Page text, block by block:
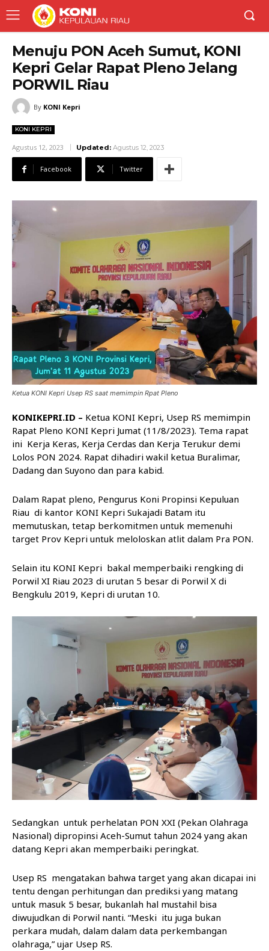
Menuju PON Aceh Sumut, KONI
Kepri Gelar Rapat Pleno Jelang
PORWIL Riau
By KONI Kepri
KONI KEPRI
Agustus 12, 2023 Updated: Agustus 12, 2023
Facebook Twitter
Ketua KONI Kepri Usep RS saat memimpin Rpat Pleno
KONIKEPRI.ID – Ketua KONI Kepri, Usep RS memimpin
Rapat Pleno KONI Kepri Jumat (11/8/2023). Tema rapat
ini Kerja Keras, Kerja Cerdas dan Kerja Terukur demi
Lolos PON 2024. Rapat dihadiri wakil ketua Buralimar,
Dadang dan Suyono dan para kabid.
Dalam Rapat pleno, Pengurus Koni Propinsi Kepuluan
Riau di kantor KONI Kepri Sukajadi Batam itu
memutuskan, tetap berkomitmen untuk memenuhi
target Prov Kepri untuk meloloskan atlit dalam Pra PON.
Selain itu KONI Kepri bakal memperbaiki rengking di
Porwil XI Riau 2023 di urutan 5 besar di Porwil X di
Bengkulu 2019, Kepri di urutan 10.
Sedangkan untuk perhelatan PON XXI (Pekan Olahraga
Nasional) dipropinsi Aceh-Sumut tahun 2024 yang akan
datang Kepri akan memperbaiki peringkat.
Usep RS mengatakan bahwa target yang akan dicapai ini
tentu dengan perhitungan dan prediksi yang matang
untuk masuk 5 besar, bukanlah hal mustahil bisa
diwujudkan di Porwil nanti. “Meski itu juga bukan
perkara mudah, dalam dalam data perkembangan
olahraga,” ujar Usep RS.